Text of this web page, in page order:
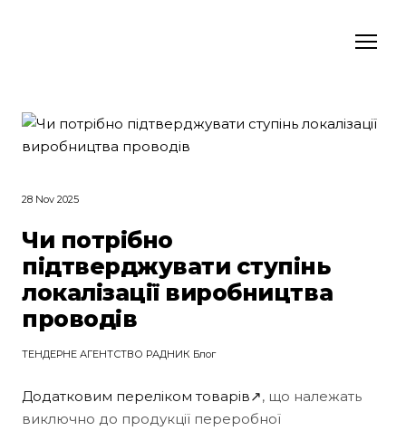
28 Nov 2025
Чи потрібно
підтверджувати ступінь
локалізації виробництва
проводів
ТЕНДЕРНЕ АГЕНТСТВО РАДНИК Блог
Додатковим переліком товарів↗, що належать
виключно до продукції переробної